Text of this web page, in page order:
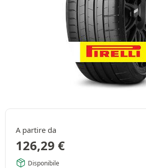
A partire da
126,29 €
Disponibile